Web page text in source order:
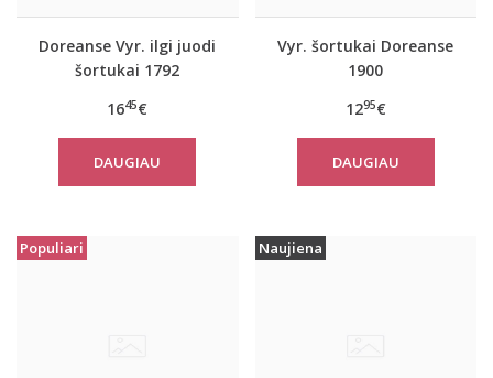
Doreanse Vyr. ilgi juodi
šortukai 1792
1645€
DAUGIAU
Vyr. šortukai Doreanse
1900
1295€
DAUGIAU
Populiari Naujiena